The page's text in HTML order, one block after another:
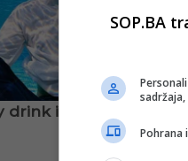
SOP.BA
Pohrana